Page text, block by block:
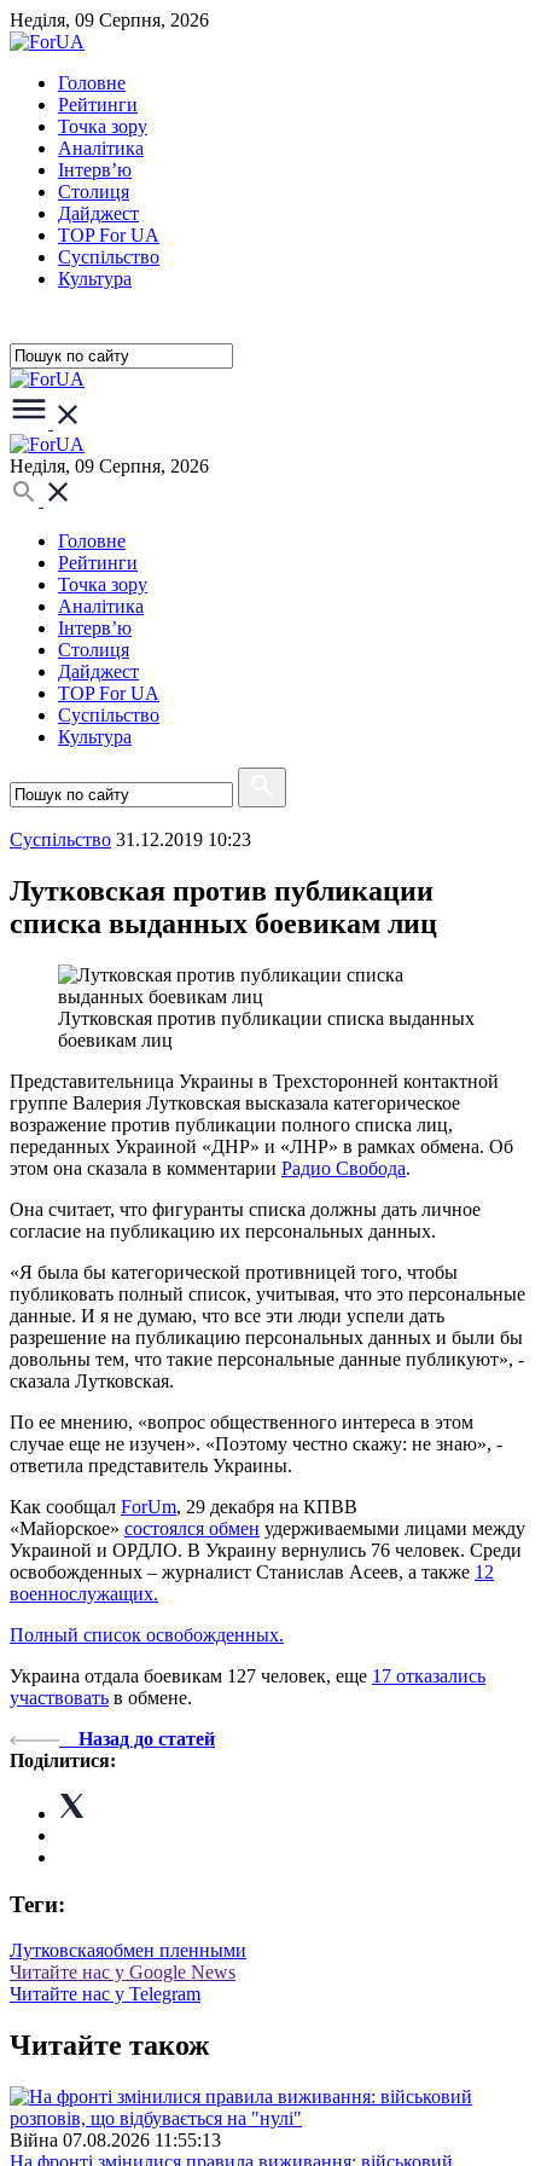
Неділя, 09 Серпня, 2026
Головне
Рейтинги
Точка зору
Аналітика
Інтерв’ю
Столиця
Дайджест
TOP For UA
Суспiльство
Культура
Неділя, 09 Серпня, 2026
Головне
Рейтинги
Точка зору
Аналітика
Інтерв’ю
Столиця
Дайджест
TOP For UA
Суспiльство
Культура
Суспiльство 31.12.2019 10:23
Лутковская против публикации
списка выданных боевикам лиц
Лутковская против публикации списка выданных
боевикам лиц
Представительница Украины в Трехсторонней контактной
группе Валерия Лутковская высказала категорическое
возражение против публикации полного списка лиц,
переданных Украиной «ДНР» и «ЛНР» в рамках обмена. Об
этом она сказала в комментарии Радио Свобода.
Она считает, что фигуранты списка должны дать личное
согласие на публикацию их персональных данных.
«Я была бы категорической противницей того, чтобы
публиковать полный список, учитывая, что это персональные
данные. И я не думаю, что все эти люди успели дать
разрешение на публикацию персональных данных и были бы
довольны тем, что такие персональные данные публикуют», -
сказала Лутковская.
По ее мнению, «вопрос общественного интереса в этом
случае еще не изучен». «Поэтому честно скажу: не знаю», -
ответила представитель Украины.
Как сообщал ForUm, 29 декабря на КПВВ
«Майорское» состоялся обмен удерживаемыми лицами между
Украиной и ОРДЛО. В Украину вернулись 76 человек. Среди
освобожденных – журналист Станислав Асеев, а также 12
военнослужащих.
Полный список освобожденных.
Украина отдала боевикам 127 человек, еще 17 отказались
участвовать в обмене.
Назад до статей
Поділитися:
Теги:
Лутковскаяобмен пленными
Читайте нас у Google News
Читайте нас у Telegram
Читайте також
Війна 07.08.2026 11:55:13
На фронті змінилися правила виживання: військовий